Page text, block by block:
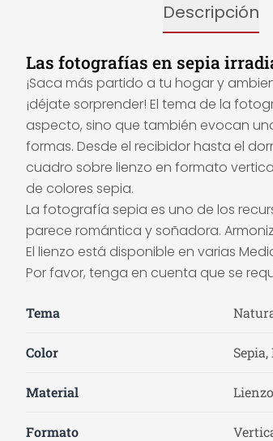
Descripción
Las fotografías en sepia
¡Saca más partido a tu hogar y
¡déjate sorprender! El tema de la
aspecto, sino que también evocan
formas. Desde el recibidor hasta el
cuadro sobre lienzo en formato
de colores sepia.
La fotografía sepia es uno de los
parece romántica y soñadora.
El lienzo está disponible en varias
Por favor, tenga en cuenta que se
Tema
Color Sepia,
Material
Formato